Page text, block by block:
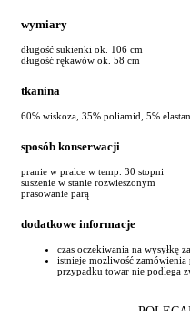
wymiary
długość sukienki ok. 106 cm
długość rękawów ok. 58 cm
tkanina
60% wiskoza, 35% poliamid, 5% elastan
sposób konserwacji
pranie w pralce w temp. 30 stopni
suszenie w stanie rozwieszonym
prasowanie parą
dodatkowe informacje
czas oczekiwania na wysyłkę
istnieje możliwość
przypadku towar nie podlega